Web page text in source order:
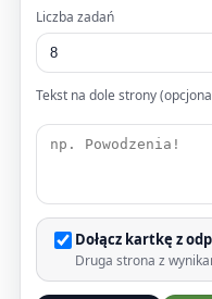
Liczba zadań
Tekst na dole strony
Dołącz kartkę z
Druga strona z